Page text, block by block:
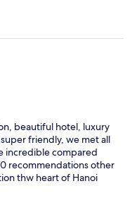
beautiful hotel, luxury
friendly, we met all
incredible compared
recommendations other
thw heart of Hanoi
to West lake , 1